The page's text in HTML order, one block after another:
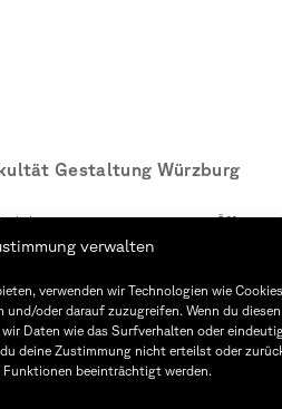
verwalten
verwenden wir Technologien wie
oder darauf zuzugreifen. Wenn du diesen
Daten wie das Surfverhalten oder
deine Zustimmung nicht erteilst oder
beeinträchtigt werden.
Gestaltung Würzburg
93 02
Dienstag &
8:30 – 15:30
Raum: I.1.29